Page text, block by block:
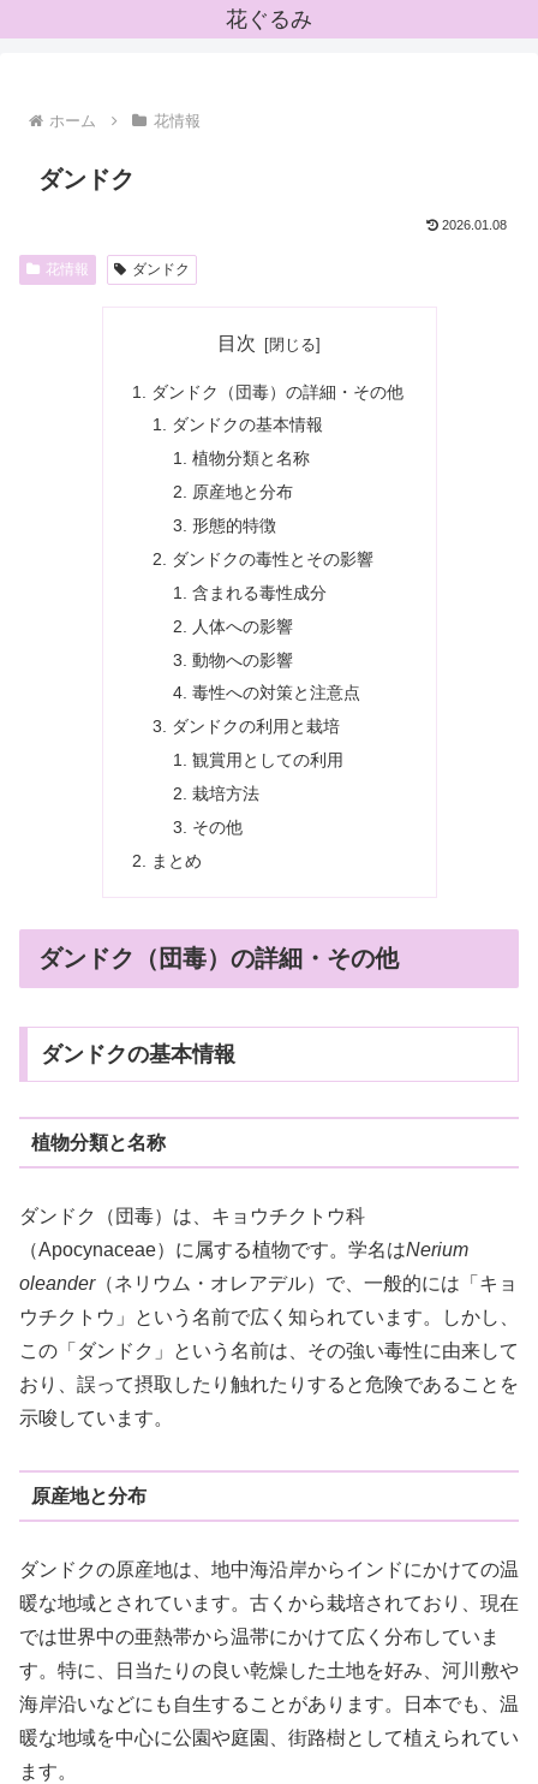
花ぐるみ
ホーム 花情報
ダンドク
2026.01.08
花情報 ダンドク
目次
ダンドク（団毒）の詳細・その他
ダンドクの基本情報
植物分類と名称
原産地と分布
形態的特徴
ダンドクの毒性とその影響
含まれる毒性成分
人体への影響
動物への影響
毒性への対策と注意点
ダンドクの利用と栽培
観賞用としての利用
栽培方法
その他
まとめ
ダンドク（団毒）の詳細・その他
ダンドクの基本情報
植物分類と名称
ダンドク（団毒）は、キョウチクトウ科
（Apocynaceae）に属する植物です。学名はNerium
oleander（ネリウム・オレアデル）で、一般的には「キョ
ウチクトウ」という名前で広く知られています。しかし、
この「ダンドク」という名前は、その強い毒性に由来して
おり、誤って摂取したり触れたりすると危険であることを
示唆しています。
原産地と分布
ダンドクの原産地は、地中海沿岸からインドにかけての温
暖な地域とされています。古くから栽培されており、現在
では世界中の亜熱帯から温帯にかけて広く分布していま
す。特に、日当たりの良い乾燥した土地を好み、河川敷や
海岸沿いなどにも自生することがあります。日本でも、温
暖な地域を中心に公園や庭園、街路樹として植えられてい
ます。